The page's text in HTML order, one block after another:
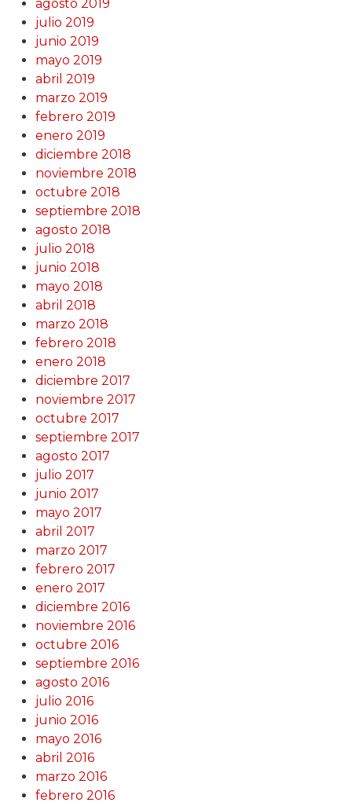
agosto 2019
julio 2019
junio 2019
mayo 2019
abril 2019
marzo 2019
febrero 2019
enero 2019
diciembre 2018
noviembre 2018
octubre 2018
septiembre 2018
agosto 2018
julio 2018
junio 2018
mayo 2018
abril 2018
marzo 2018
febrero 2018
enero 2018
diciembre 2017
noviembre 2017
octubre 2017
septiembre 2017
agosto 2017
julio 2017
junio 2017
mayo 2017
abril 2017
marzo 2017
febrero 2017
enero 2017
diciembre 2016
noviembre 2016
octubre 2016
septiembre 2016
agosto 2016
julio 2016
junio 2016
mayo 2016
abril 2016
marzo 2016
febrero 2016